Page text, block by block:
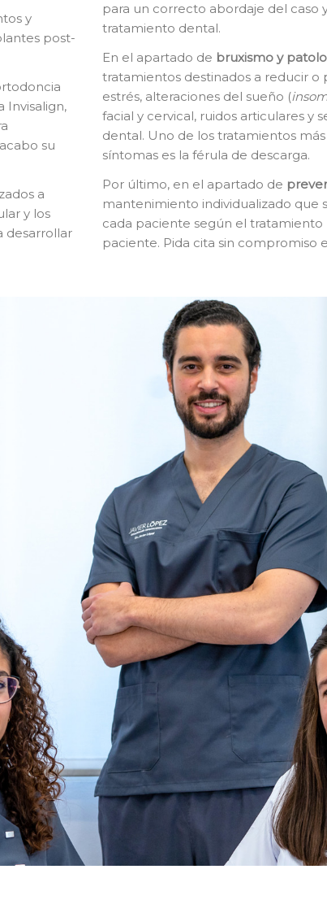
y
post-
Invisalign,
su
a
y los
desarrollar
para un correcto abordaje del caso
tratamiento dental.
En el apartado de bruxismo y
tratamientos destinados a reducir o
estrés, alteraciones del sueño (
facial y cervical, ruidos articulares y
dental. Uno de los tratamientos
síntomas es la férula de descarga.
Por último, en el apartado de
mantenimiento individualizado que
cada paciente según el
paciente. Pida cita sin compromiso